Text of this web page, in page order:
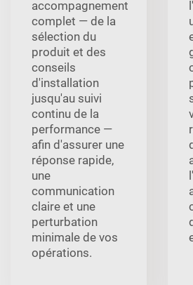
accompagnement
complet — de la
sélection du
produit et des
conseils
d'installation
jusqu'au suivi
continu de la
performance —
afin d'assurer une
réponse rapide,
une
communication
claire et une
perturbation
minimale de vos
opérations.